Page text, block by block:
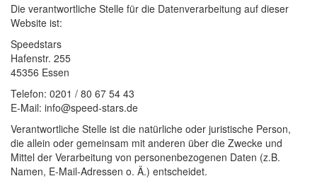
Die verantwortliche Stelle für die Datenverarbeitung auf dieser
Website ist:
Speedstars
Hafenstr. 255
45356 Essen
Telefon: 0201 / 80 67 54 43
E-Mail: info@speed-stars.de
Verantwortliche Stelle ist die natürliche oder juristische Person,
die allein oder gemeinsam mit anderen über die Zwecke und
Mittel der Verarbeitung von personenbezogenen Daten (z.B.
Namen, E-Mail-Adressen o. Ä.) entscheidet.